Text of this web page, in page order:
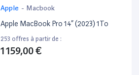
Apple - Macbook
Apple MacBook Pro 14” (2023) 1To
253 offres à partir de :
1 159,00 €